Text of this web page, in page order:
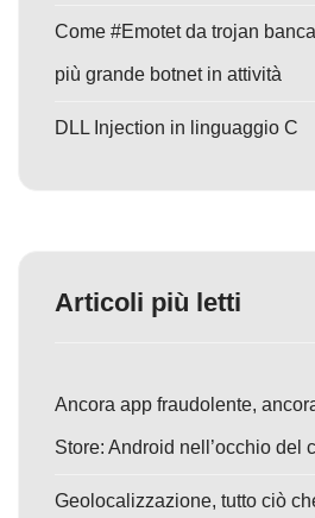
Come #Emotet da trojan
più grande botnet in attività
DLL Injection in linguaggio C
Articoli più letti
Ancora app fraudolente,
Store: Android nell’occhio del
Geolocalizzazione, tutto ciò